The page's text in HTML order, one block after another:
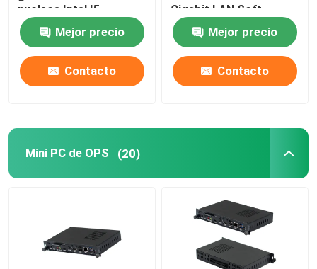
nucleos Intel I5-
1135G7 I7-1165G7
Mejor precio
Contacto
Gigabit LAN Soft
Router Soporte
PFsenseMejor precio
Contacto
Mini PC de OPS (20)